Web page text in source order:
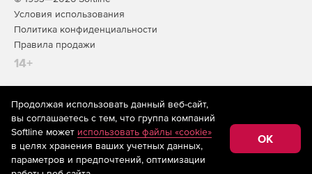
Условия использования
Политика конфиденциальности
Правила продажи
14+
На информационном ресурсе store.softline.ru применяются
рекомендательные технологии(информационные технологии
предоставления информации на основе сбора,
систематизации и анализа сведений, относящихся к
предпочтениям пользователей сети «Интернет»,
находящихся на территории Российской Федерации)
Продолжая использовать данный веб-сайт,
вы соглашаетесь с тем, что группа компаний
Softline может использовать файлы «cookie»
в целях хранения ваших учетных данных,
параметров и предпочтений, оптимизации
OK